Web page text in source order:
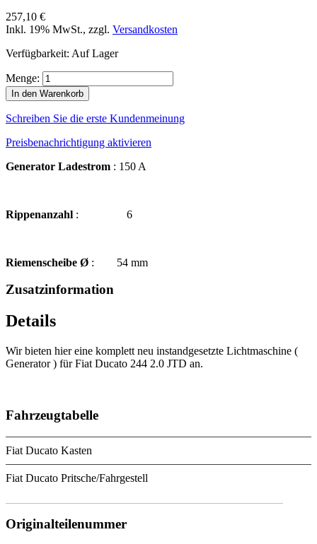
257,10 €
Inkl. 19% MwSt., zzgl. Versandkosten
Verfügbarkeit: Auf Lager
Menge:
In den Warenkorb
Schreiben Sie die erste Kundenmeinung
Preisbenachrichtigung aktivieren
Generator Ladestrom : 150 A
Rippenanzahl : 6
Riemenscheibe Ø : 54 mm
Zusatzinformation
Details
Wir bieten hier eine komplett neu instandgesetzte Lichtmaschine (
Generator ) für Fiat Ducato 244 2.0 JTD an.
Fahrzeugtabelle
Fiat Ducato Kasten
Fiat Ducato Pritsche/Fahrgestell
Originalteilenummer